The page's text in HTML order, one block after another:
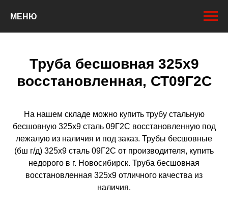
МЕНЮ
Труба бесшовная 325х9
восстановленная, СТ09Г2С
На нашем складе можно купить трубу стальную
бесшовную 325х9 сталь 09Г2С восстановленную под
лежалую из наличия и под заказ. Трубы бесшовные
(бш г/д) 325х9 сталь 09Г2С от производителя, купить
недорого в г. Новосибирск. Труба бесшовная
восстановленная 325х9 отличного качества из
наличия.